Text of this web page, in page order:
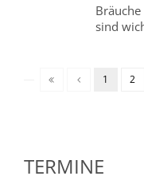
sind
1 2
TERMINE